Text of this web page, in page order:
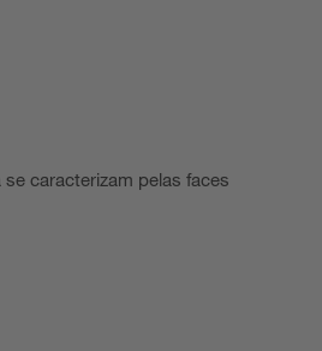
caracterizam pelas faces